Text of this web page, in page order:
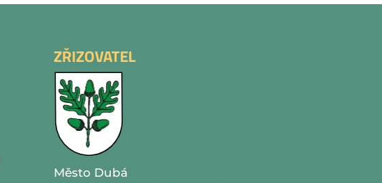
ZŘIZOVATEL
Město Dubá